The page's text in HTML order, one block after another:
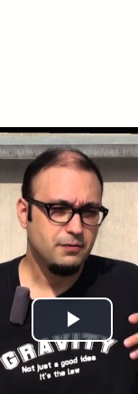
Play
Video